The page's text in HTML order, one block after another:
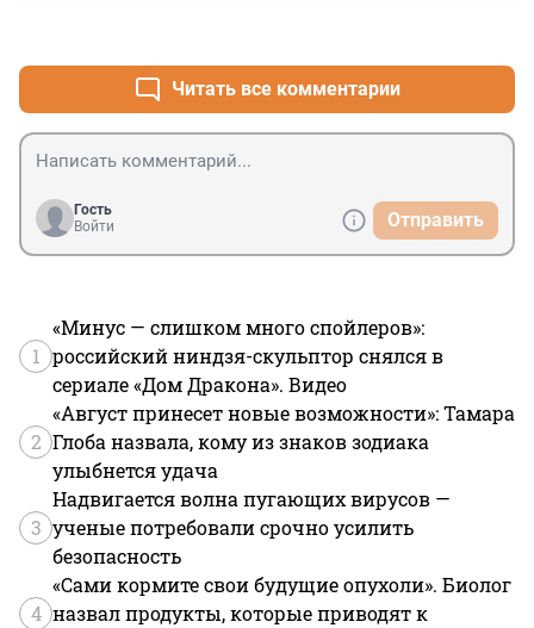
Читать все комментарии
Гость
Войти
Отправить
1
«Минус — слишком много спойлеров»:
российский ниндзя-скульптор снялся в
сериале «Дом Дракона». Видео
2
«Август принесет новые возможности»: Тамара
Глоба назвала, кому из знаков зодиака
улыбнется удача
3
Надвигается волна пугающих вирусов —
ученые потребовали срочно усилить
безопасность
4
«Сами кормите свои будущие опухоли». Биолог
назвал продукты, которые приводят к